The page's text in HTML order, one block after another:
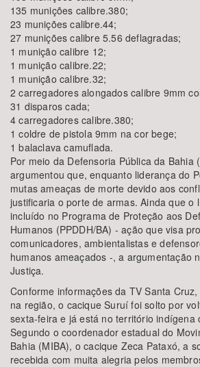
135 munições calibre.380;
23 munições calibre.44;
27 munições calibre 5.56 deflagradas;
1 munição calibre 12;
1 munição calibre.22;
1 munição calibre.32;
2 carregadores alongados calibre 9mm
31 disparos cada;
4 carregadores calibre.380;
1 coldre de pistola 9mm na cor bege;
1 balaclava camuflada.
Por meio da Defensoria Pública da Bahia
argumentou que, enquanto liderança do
mutas ameaças de morte devido aos
justificaria o porte de armas. Ainda que o
incluído no Programa de Proteção aos
Humanos (PPDDH/BA) - ação que visa
comunicadores, ambientalistas e
humanos ameaçados -, a argumentação
Justiça.
Conforme informações da TV Santa
na região, o cacique Suruí foi solto por
sexta-feira e já está no território indígena
Segundo o coordenador estadual do
Bahia (MIBA), o cacique Zeca Pataxó, a
recebida com muita alegria pelos